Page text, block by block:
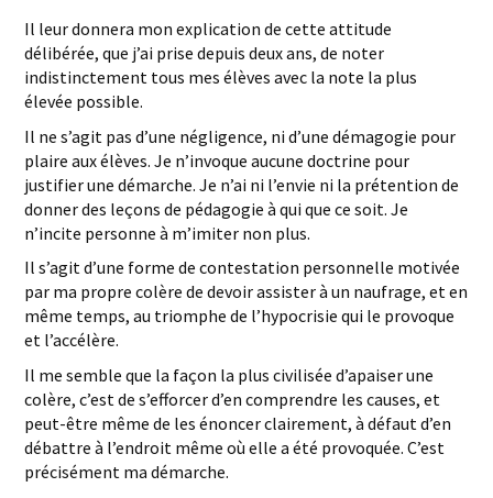
Il leur donnera mon explication de cette attitude
délibérée, que j’ai prise depuis deux ans, de noter
indistinctement tous mes élèves avec la note la plus
élevée possible.
Il ne s’agit pas d’une négligence, ni d’une démagogie pour
plaire aux élèves. Je n’invoque aucune doctrine pour
justifier une démarche. Je n’ai ni l’envie ni la prétention de
donner des leçons de pédagogie à qui que ce soit. Je
n’incite personne à m’imiter non plus.
Il s’agit d’une forme de contestation personnelle motivée
par ma propre colère de devoir assister à un naufrage, et en
même temps, au triomphe de l’hypocrisie qui le provoque
et l’accélère.
Il me semble que la façon la plus civilisée d’apaiser une
colère, c’est de s’efforcer d’en comprendre les causes, et
peut-être même de les énoncer clairement, à défaut d’en
débattre à l’endroit même où elle a été provoquée. C’est
précisément ma démarche.